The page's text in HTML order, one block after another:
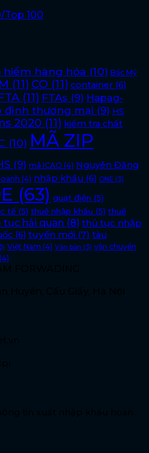
Top 100
hiểm hàng hóa (10) Bắc Mỹ
(11) CO (11) container (6)
(11) FTAs (9) Hapag-
định thương mại (9) HS
2020 (11) kiểm tra chất
(10) MÃ ZIP
(9) mã ICAO (4) Nguyên Đăng
(4) nhập khẩu (6) ONE (3)
(63) quạt điện (5)
tế (5) thuế nhập khẩu (5) thuế
tục hải quan (8) thủ tục nhập
(6) tuyến mới (7) tàu
Việt Nam (4) Văn bản (3) vận chuyển
(4)